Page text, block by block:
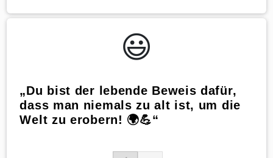
😃️
„Du bist der lebende Beweis dafür,
dass man niemals zu alt ist, um die
Welt zu erobern! 🌍💪“